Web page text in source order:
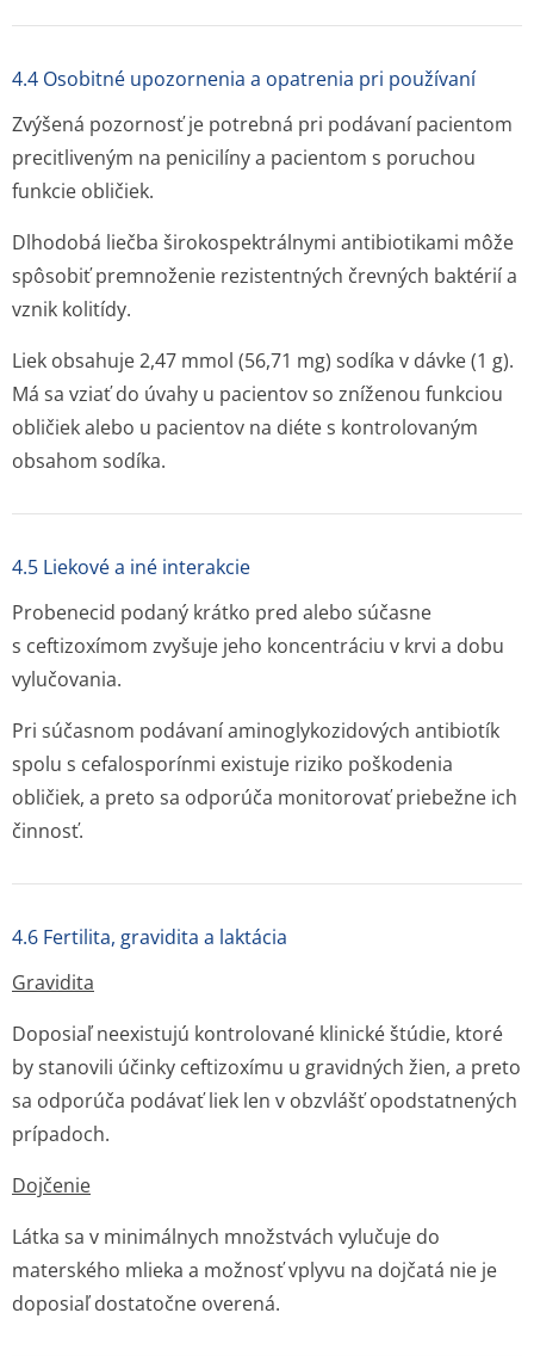
4.4 Osobitné upozornenia a opatrenia pri používaní
Zvýšená pozornosť je potrebná pri podávaní pacientom
precitliveným na penicilíny a pacientom s poruchou
funkcie obličiek.
Dlhodobá liečba širokospektrálnymi antibiotikami môže
spôsobiť premnoženie rezistentných črevných baktérií a
vznik kolitídy.
Liek obsahuje 2,47 mmol (56,71 mg) sodíka v dávke (1 g).
Má sa vziať do úvahy u pacientov so zníženou funkciou
obličiek alebo u pacientov na diéte s kontrolovaným
obsahom sodíka.
4.5 Liekové a iné interakcie
Probenecid podaný krátko pred alebo súčasne
s ceftizoxímom zvyšuje jeho koncentráciu v krvi a dobu
vylučovania.
Pri súčasnom podávaní aminoglykozidových antibiotík
spolu s cefalosporínmi existuje riziko poškodenia
obličiek, a preto sa odporúča monitorovať priebežne ich
činnosť.
4.6 Fertilita, gravidita a laktácia
Gravidita
Doposiaľ neexistujú kontrolované klinické štúdie, ktoré
by stanovili účinky ceftizoxímu u gravidných žien, a preto
sa odporúča podávať liek len v obzvlášť opodstatnených
prípadoch.
Dojčenie
Látka sa v minimálnych množstvách vylučuje do
materského mlieka a možnosť vplyvu na dojčatá nie je
doposiaľ dostatočne overená.